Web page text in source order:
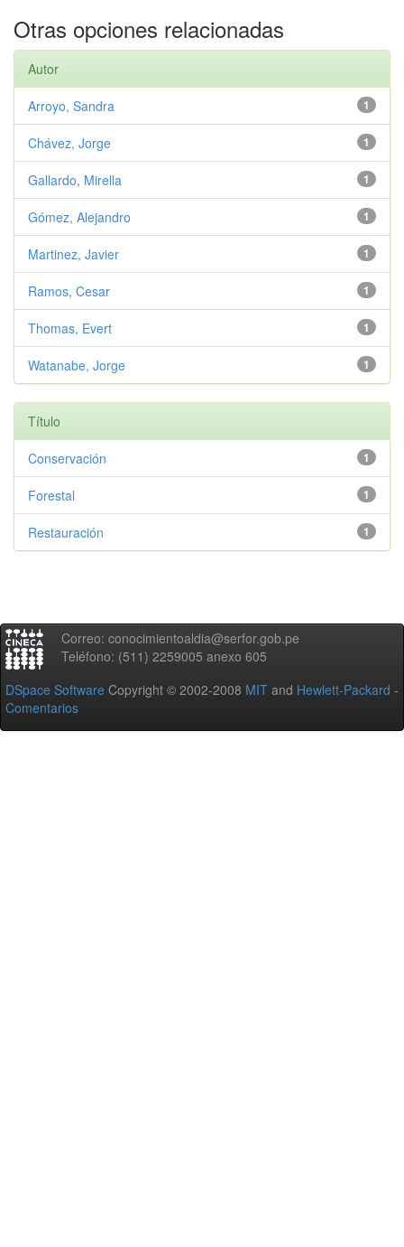
Otras opciones relacionadas
Autor
1
Arroyo, Sandra
1
Chávez, Jorge
1
Gallardo, Mirella
1
Gómez, Alejandro
1
Martinez, Javier
1
Ramos, Cesar
1
Thomas, Evert
1
Watanabe, Jorge
Título
1
Conservación
1
Forestal
1
Restauración
Correo: conocimientoaldia@serfor.gob.pe
Teléfono: (511) 2259005 anexo 605
DSpace Software Copyright © 2002-2008 MIT and Hewlett-Packard -
Comentarios